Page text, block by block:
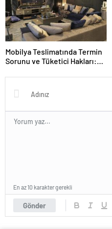
Mobilya Teslimatında Termin
Sorunu ve Tüketici Hakları:
Gönder
En az 10 karakter gerekli